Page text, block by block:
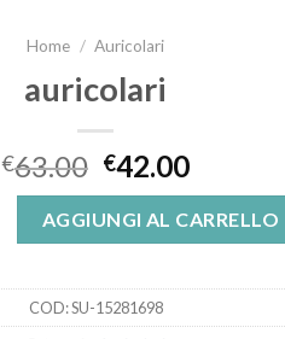
Home / Auricolari
auricolari
€63.00 €42.00
AGGIUNGI AL CARRELLO
COD:SU-15281698